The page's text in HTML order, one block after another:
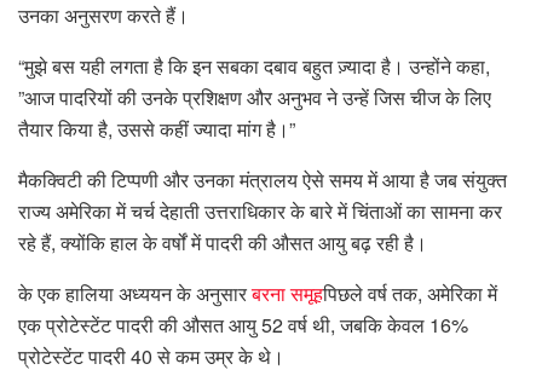
उनका अनुसरण करते हैं।
“मुझे बस यही लगता है कि इन सबका दबाव बहुत ज़्यादा है। उन्होंने कहा,
”आज पादरियों की उनके प्रशिक्षण और अनुभव ने उन्हें जिस चीज के लिए
तैयार किया है, उससे कहीं ज्यादा मांग है।”
मैकक्विटी की टिप्पणी और उनका मंत्रालय ऐसे समय में आया है जब संयुक्त
राज्य अमेरिका में चर्च देहाती उत्तराधिकार के बारे में चिंताओं का सामना कर
रहे हैं, क्योंकि हाल के वर्षों में पादरी की औसत आयु बढ़ रही है।
के एक हालिया अध्ययन के अनुसारबरना समूहपिछले वर्ष तक, अमेरिका में
एक प्रोटेस्टेंट पादरी की औसत आयु 52 वर्ष थी, जबकि केवल 16%
प्रोटेस्टेंट पादरी 40 से कम उम्र के थे।